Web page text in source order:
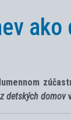
ako
detských domov